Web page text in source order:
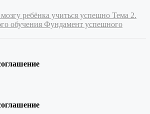
ребёнка учиться успешно Тема 2.
обучения Фундамент успешного